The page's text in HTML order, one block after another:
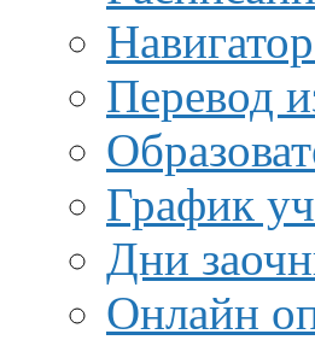
Перевод
График
Дни
Онлайн